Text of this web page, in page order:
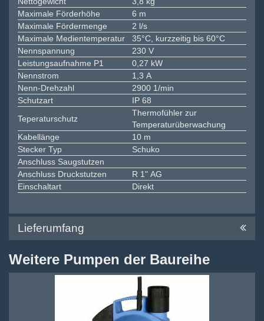
Maximale Förderhöhe
6 m
Maximale Fördermenge
2 l/s
Maximale Medientemperatur
35°C, kurzzeitig bis 60°C
Nennspannung
230 V
Leistungsaufnahme P1
0,27 kW
Nennstrom
1,3 A
Nenn-Drehzahl
2900 1/min
Schutzart
IP 68
Teperaturschutz
Thermofühler zur
Temperaturüberwachung
Kabellänge
10 m
Stecker Typ
Schuko
Anschluss Saugstutzen
Anschluss Druckstutzen
R 1" AG
Einschaltart
Direkt
Lieferumfang
Weitere Pumpen der Baureihe